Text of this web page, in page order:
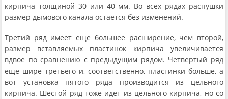
кирпича толщиной 30 или 40 мм. Во всех рядах распушки
размер дымового канала остается без изменений.
Третий ряд имеет еще большее расширение, чем второй,
размер вставляемых пластинок кирпича увеличивается
вдвое по сравнению с предыдущим рядом. Четвертый ряд
еще шире третьего и, соответственно, пластинки больше, а
вот установка пятого ряда производится из цельного
кирпича. Шестой ряд тоже идет из цельного кирпича, но со